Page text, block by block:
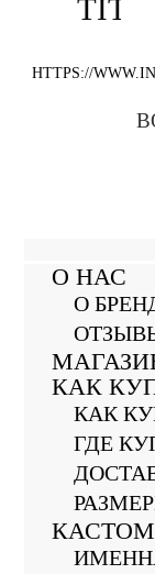
HTTPS://
О НАС
О
КАК
КАК
ГДЕ
КАСТОМ